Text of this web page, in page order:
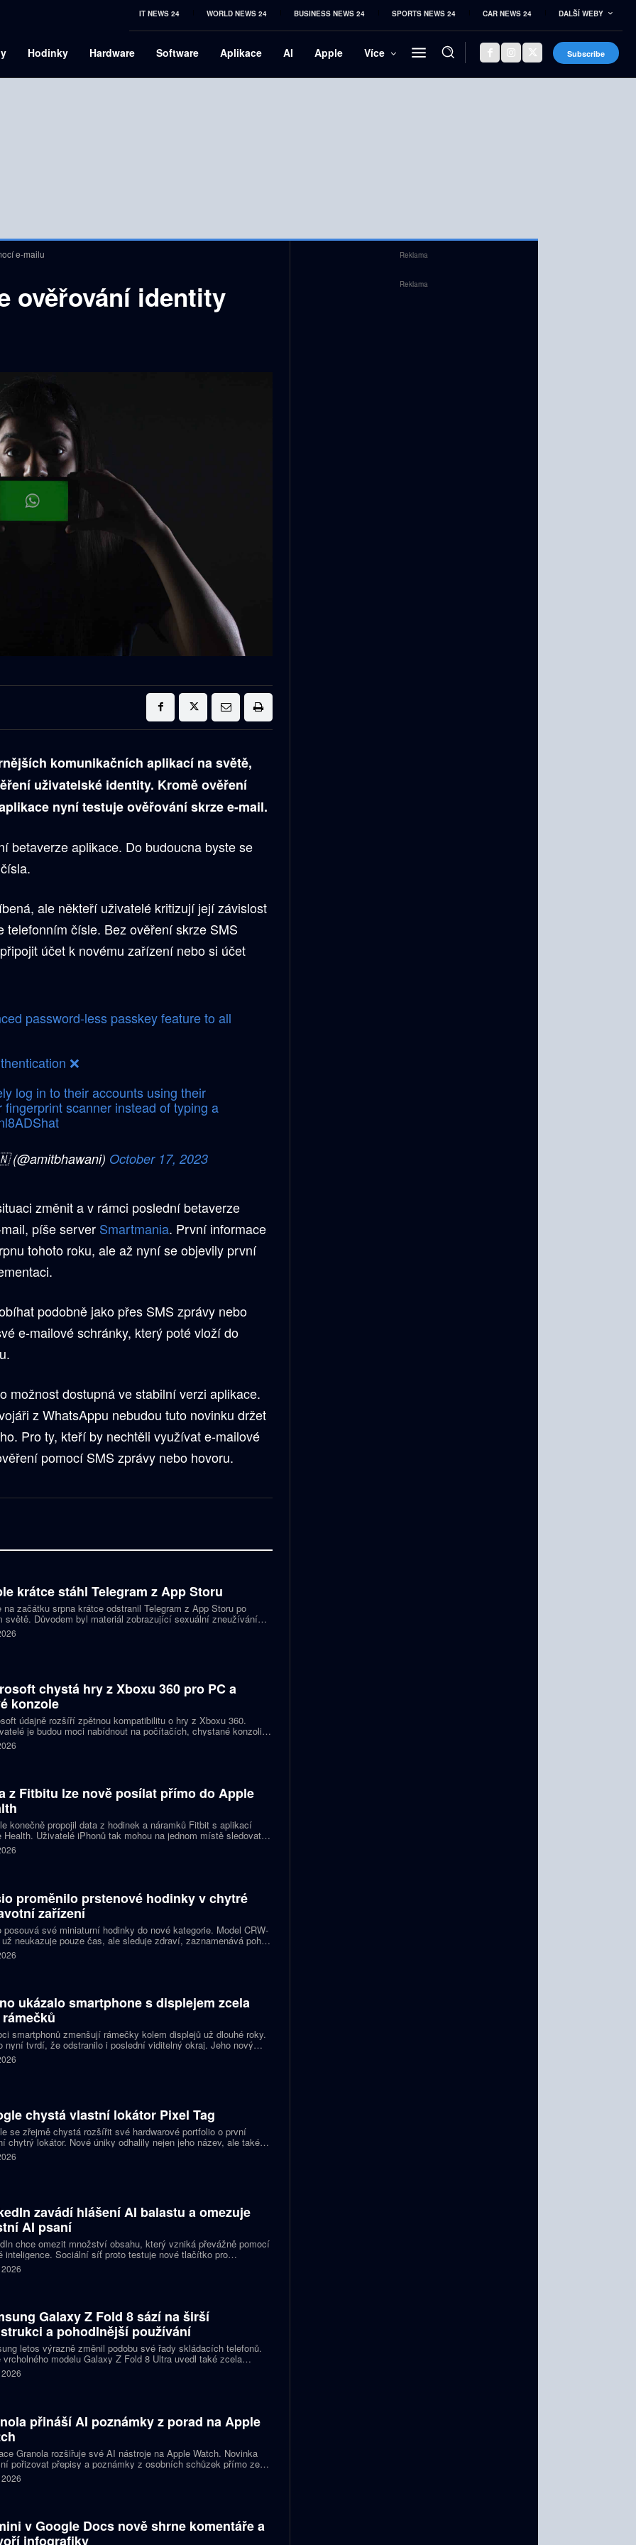
IT NEWS 24 WORLD NEWS 24 BUSINESS NEWS 24 SPORTS NEWS 24 CAR NEWS 24 DALŠÍ WEBY
Hodinky Hardware Software Aplikace AI Apple Více Subscribe
e-mailu
ověřování identity
komunikačních aplikací na světě,
uživatelské identity. Kromě ověření
nyní testuje ověřování skrze e-mail.
betaverze aplikace. Do budoucna byste se
ale někteří uživatelé kritizují její závislost
telefonním čísle. Bez ověření skrze SMS
účet k novému zařízení nebo si účet
password-less passkey feature to all
❌
log in to their accounts using their
fingerprint scanner instead of typing a
October 17, 2023
změnit a v rámci poslední betaverze
píše server Smartmania. První informace
tohoto roku, ale až nyní se objevily první
podobně jako přes SMS zprávy nebo
e-mailové schránky, který poté vloží do
možnost dostupná ve stabilní verzi aplikace.
z WhatsAppu nebudou tuto novinku držet
Pro ty, kteří by nechtěli využívat e-mailové
pomocí SMS zprávy nebo hovoru.
krátce stáhl Telegram z App Storu
na začátku srpna krátce odstranil Telegram z App Storu po
světě. Důvodem byl materiál zobrazující sexuální zneužívání
podle firmy sdílel jeden uživatel. Telegram účet rychle
a aplikace se ještě během stejného dne do obchodu vrátila.
chystá hry z Xboxu 360 pro PC a
konzole
údajně rozšíří zpětnou kompatibilitu o hry z Xboxu 360.
je budou moci nabídnout na počítačích, chystané konzoli
Helix i přenosných zařízeních. První tituly by mohly dorazit
let 2027 a 2028.
z Fitbitu lze nově posílat přímo do Apple
konečně propojil data z hodinek a náramků Fitbit s aplikací
Health. Uživatelé iPhonů tak mohou na jednom místě sledovat
cvičení, spánek i zdravotní údaje. Novinka odstraňuje omezení,
bylo dosud nutné využívat pomocné aplikace nebo jiné
proměnilo prstenové hodinky v chytré
zařízení
posouvá své miniaturní hodinky do nové kategorie. Model CRW-
už neukazuje pouze čas, ale sleduje zdraví, zaznamenává pohyb
na dění v telefonu. Celokovový prsten tak spojuje digitální
šperk a chytré zařízení, které může uživatel nosit po celý den.
ukázalo smartphone s displejem zcela
rámečků
smartphonů zmenšují rámečky kolem displejů už dlouhé roky.
nyní tvrdí, že odstranilo i poslední viditelný okraj. Jeho nový
nabízí obrazovku s rámečkem širokým přesně nula milimetrů.
chystá vlastní lokátor Pixel Tag
se zřejmě chystá rozšířit své hardwarové portfolio o první
chytrý lokátor. Nové úniky odhalily nejen jeho název, ale také
zařízení a několik technických detailů. Pixel Tag má
v síti Find My Device a pomáhat s hledáním ztracených věcí
zavádí hlášení AI balastu a omezuje
AI psaní
chce omezit množství obsahu, který vzniká převážně pomocí
inteligence. Sociální síť proto testuje nové tlačítko pro
příspěvků, jež působí jako takzvaný AI balast. Zároveň
nástroje pro psaní textů a slibuje, že uživatelům nabídne
Galaxy Z Fold 8 sází na širší
a pohodlnější používání
letos výrazně změnil podobu své řady skládacích telefonů.
vrcholného modelu Galaxy Z Fold 8 Ultra uvedl také zcela
Galaxy Z Fold 8. Ten přichází s širší konstrukcí, novými
displejů a několika úpravami, které mají zpříjemnit
přináší AI poznámky z porad na Apple
Granola rozšiřuje své AI nástroje na Apple Watch. Novinka
pořizovat přepisy a poznámky z osobních schůzek přímo ze
aniž by uživatel musel vytahovat telefon nebo otevírat
Firma tím navazuje na své aplikace pro Mac a iPhone a
v Google Docs nově shrne komentáře a
infografiky
Reklama
Reklama